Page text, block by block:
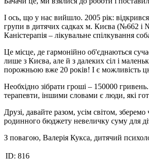
І ось, що у нас вийшло. 2005 рік:
групи в дитячих садках м. Києва (№662 і
Каністерапія – лікувальне спілкування
Це місце, де гармонійно об'єднаються
лише з Києва, але й з далеких сіл і
порожньою вже 20 років! І є можливість
Необхідно зібрати гроші – 150000
терапевти, іншими словами є люди, які
Друзі, давайте разом, усім світом,
родинного бюджету невеличку суму для
З повагою, Валерія Кукса, дитячий
ID: 816